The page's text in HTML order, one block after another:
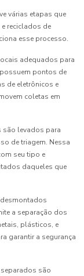
várias etapas que
reciclados de
esse processo.
adequados para
pontos de
de eletrônicos e
coletas em
levados para
de triagem. Nessa
seu tipo e
daqueles que
a separação dos
plásticos, e
garantir a segurança
são